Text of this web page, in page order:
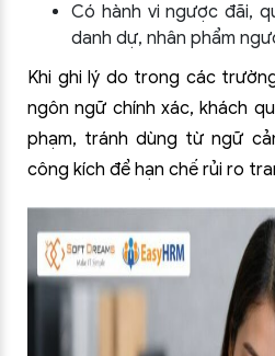
Có hành vi ngược đãi,
danh dự, nhân phẩm
Khi ghi lý do trong các
ngôn ngữ chính xác, khách
phạm, tránh dùng từ ngữ
công kích để hạn chế rủi ro